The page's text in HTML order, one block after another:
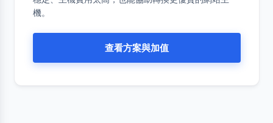
機。
查看方案與加值